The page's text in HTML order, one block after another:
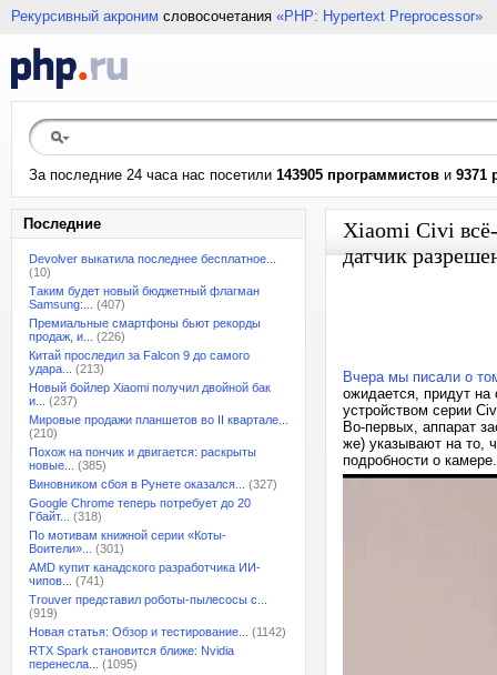
Рекурсивный акроним словосочетания «PHP: Hypertext Preprocessor»
За последние 24 часа нас посетили 143905 программистов и 9371
Последние
Devolver выкатила последнее бесплатное...
(10)
Таким будет новый бюджетный флагман
Samsung:...
(407)
Премиальные смартфоны бьют рекорды
продаж, и...
(226)
Китай проследил за Falcon 9 до самого
удара...
(213)
Новый бойлер Xiaomi получил двойной бак
и...
(237)
Мировые продажи планшетов во II квартале...
(210)
Похож на пончик и двигается: раскрыты
новые...
(385)
Виновником сбоя в Рунете оказался...
(327)
Google Chrome теперь потребует до 20
Гбайт...
(318)
По мотивам книжной серии «Коты-
Воители»...
(301)
AMD купит канадского разработчика ИИ-
чипов...
(741)
Trouver представил роботы-пылесосы с...
(919)
Новая статья: Обзор и тестирование...
(1142)
RTX Spark становится ближе: Nvidia
перенесла...
(1095)
Xiaomi Civi
датчик
Вчера мы писали о
ожидается, придут
устройством серии
Во-первых, аппарат
же) указывают на то,
подробности о камере.